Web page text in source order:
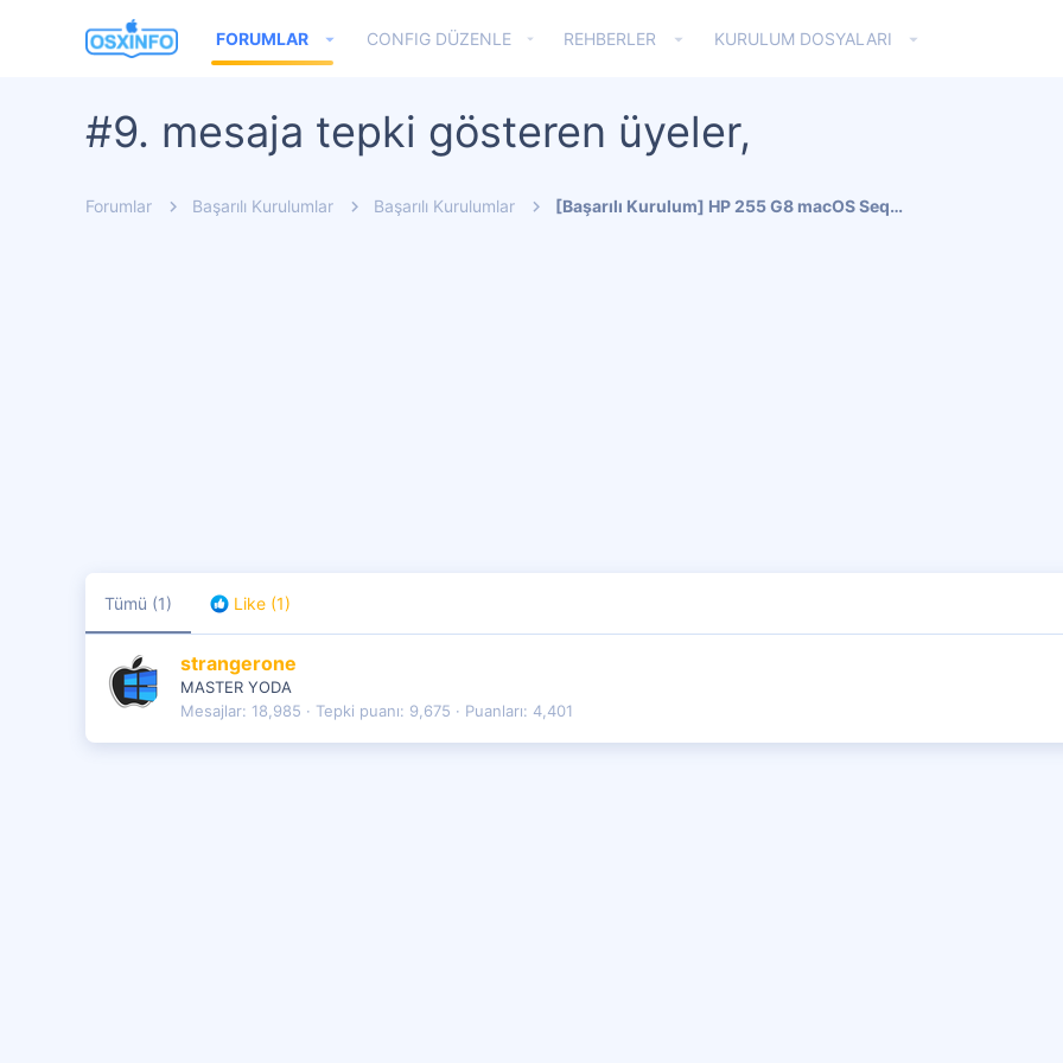
FORUMLAR CONFIG DÜZENLE REHBERLER KURULUM DOSYALARI
#9. mesaja tepki gösteren üyeler,
Forumlar Başarılı Kurulumlar Başarılı Kurulumlar [Başarılı Kurulum] HP 255 G8 macOS Sequoia
Tümü (1) Like (1)
strangerone
MASTER YODA
Mesajlar 18,985 Tepki puanı 9,675 Puanları 4,401